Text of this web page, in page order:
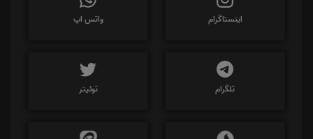
اینستاگرام واتس اپ
تلگرام توئیتر